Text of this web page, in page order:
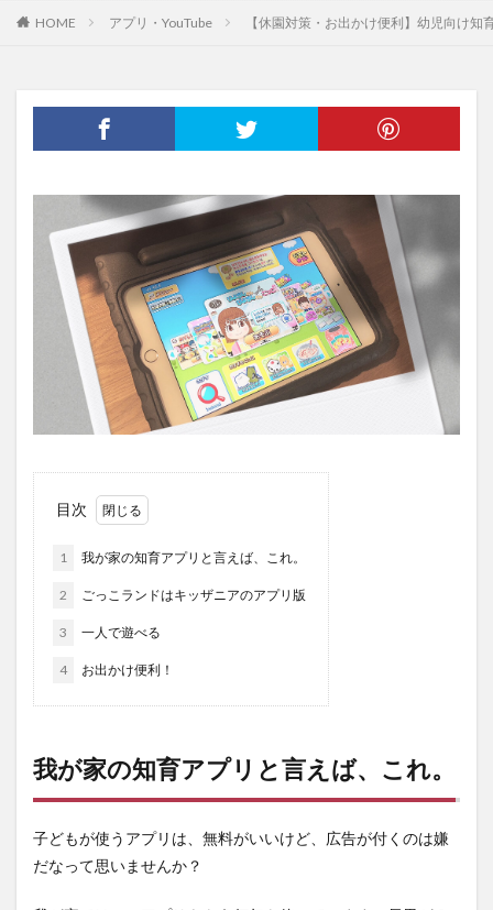
HOME アプリ・YouTube 【休園対策・お出かけ便利】幼児向け
目次
1 我が家の知育アプリと言えば、これ。
2 ごっこランドはキッザニアのアプリ版
3 一人で遊べる
4 お出かけ便利！
我が家の知育アプリと言えば、これ。
子どもが使うアプリは、無料がいいけど、広告が付くのは嫌
だなって思いませんか？